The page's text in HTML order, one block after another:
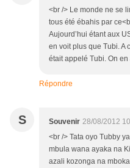
<br /> Le monde ne se
tous été ébahis par
Aujourd’hui étant aux
en voit plus que Tubi. A
était appelé Tubi. On
Répondre
S Souvenir 28/08/2012
<br /> Tata oyo Tubby
mbula wana ayaka na
azali kozonga na